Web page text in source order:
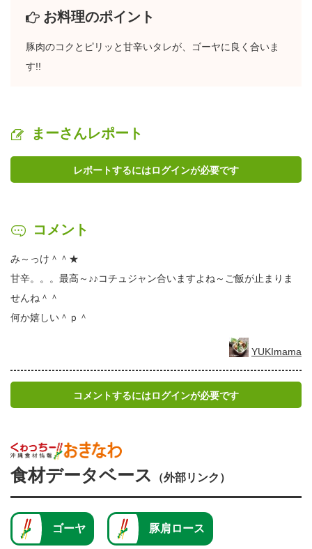
お料理のポイント
豚肉のコクとピリッと甘辛いタレが、ゴーヤに良く合いま
す!!
まーさんレポート
レポートするにはログインが必要です
コメント
み～っけ＾＾★
甘辛。。。最高～♪♪コチュジャン合いますよね～ご飯が止まりま
せんね＾＾
何か嬉しい＾ｐ＾
YUKImama
コメントするにはログインが必要です
食材データベース （外部リンク）
ゴーヤ 豚肩ロース